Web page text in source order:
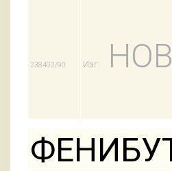
238402/90 Изг: